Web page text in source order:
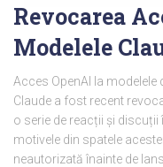
Revocarea
Modelele
Acces OpenAI la
Claude a fost recent
o serie de reacții și
motivele din spatele
neautorizată înainte de